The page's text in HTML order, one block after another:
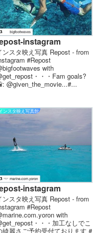
instagram
ンスタ映え写真 Repost - from
#Repost
with
・・・Fam goals?
@given_the_movie...#...
ンスタ映え写真館
instagram
ンスタ映え写真 Repost - from
#Repost
with
・・・加工なしでこ
綺麗さご予約受付ております️ #